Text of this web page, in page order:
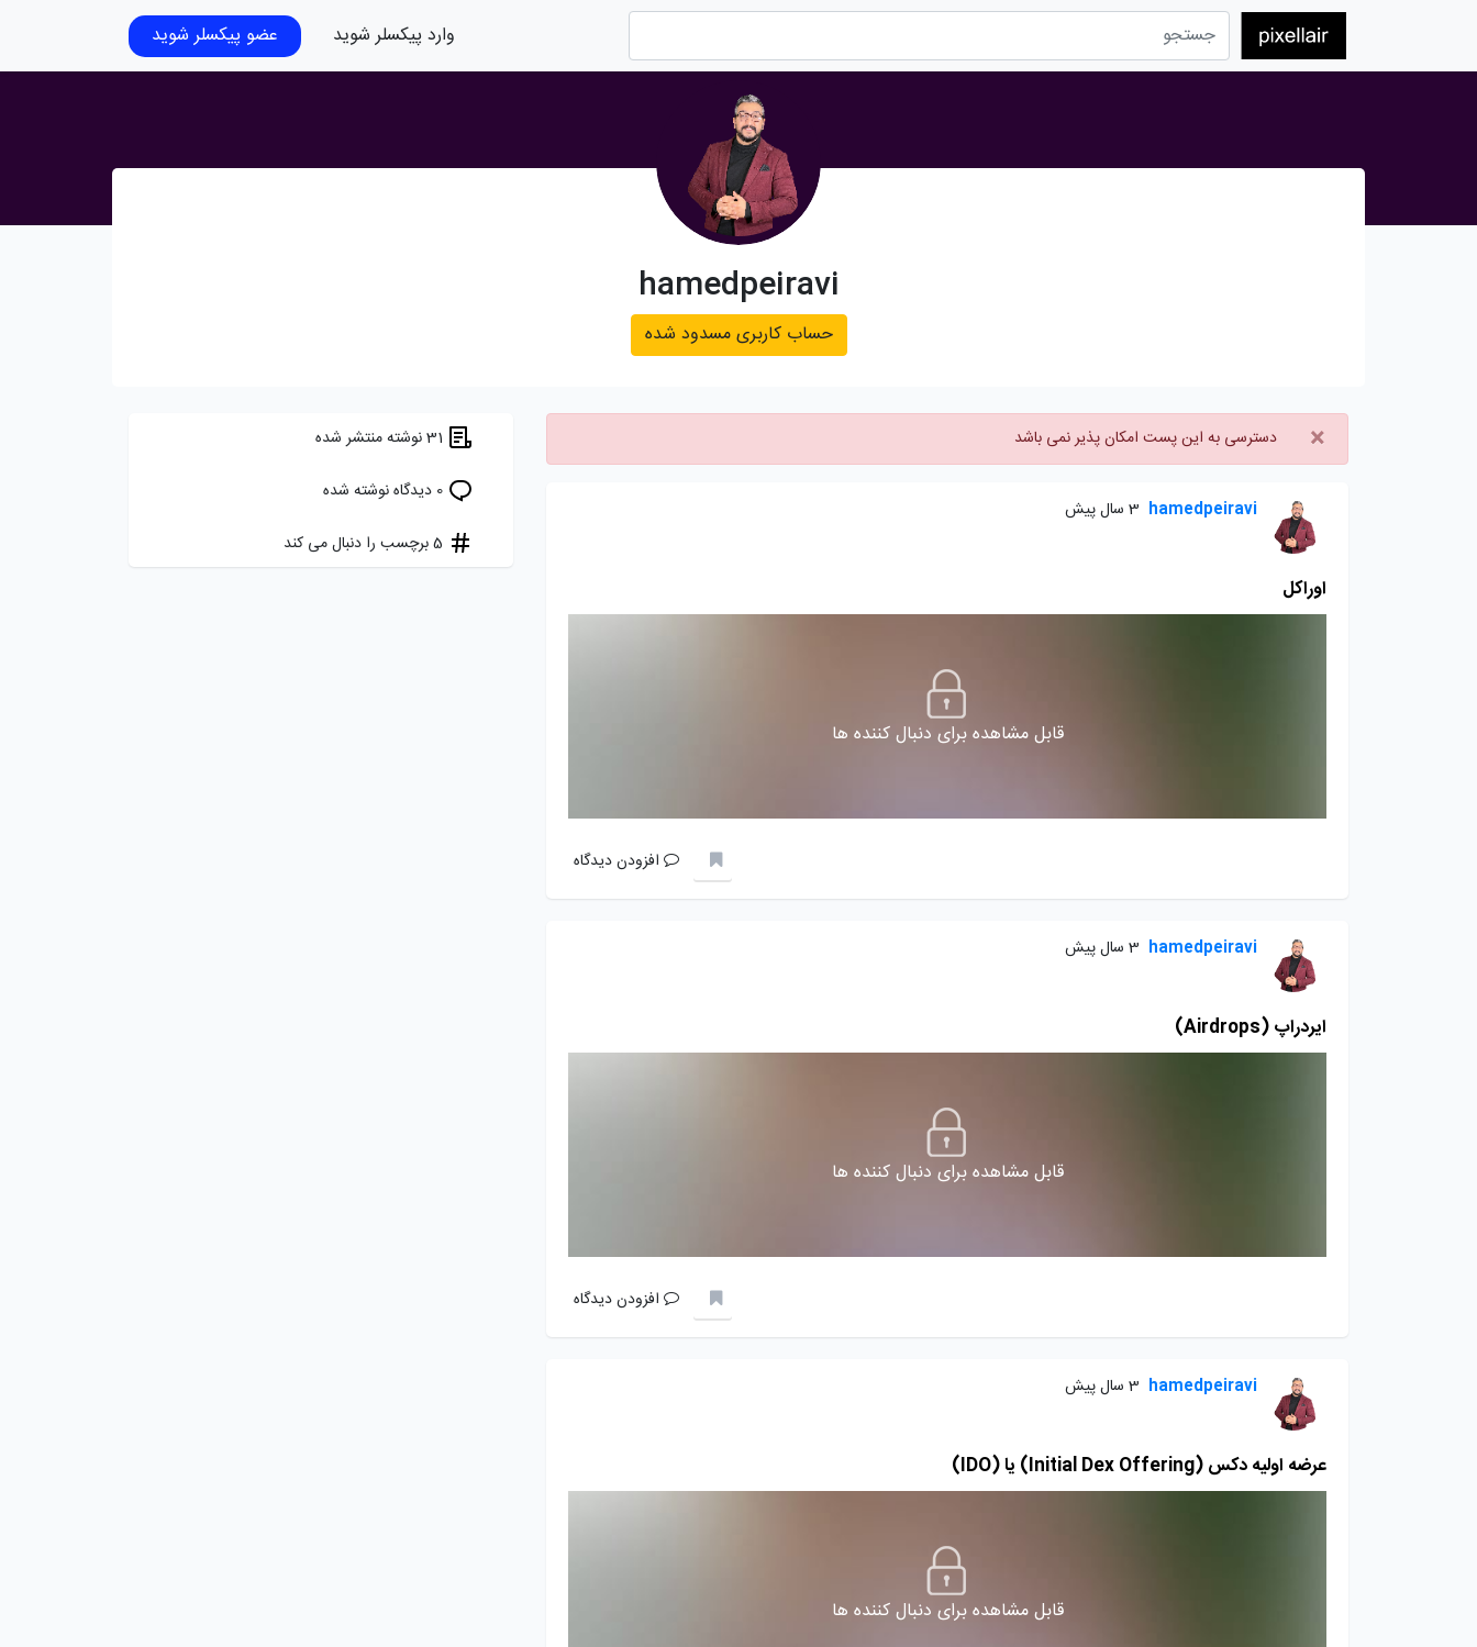
وارد پیکسلر شوید عضو پیکسلر شوید
hamedpeiravi
حساب کاربری مسدود شده
× دسترسی به این پست امکان پذیر نمی باشد
hamedpeiravi 3 سال پیش
اوراکل
قابل مشاهده برای دنبال کننده ها
افزودن دیدگاه
hamedpeiravi 3 سال پیش
ایردراپ (Airdrops)
قابل مشاهده برای دنبال کننده ها
افزودن دیدگاه
hamedpeiravi 3 سال پیش
عرضه اولیه دکس (Initial Dex Offering) یا (IDO)
قابل مشاهده برای دنبال کننده ها